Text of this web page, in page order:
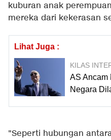
kuburan anak
mereka dari kekerasan
Lihat Juga :
KILAS
AS Ancam
Negara
"Seperti hubungan